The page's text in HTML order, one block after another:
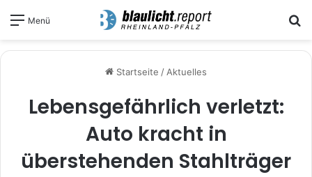
Menü
Startseite / Aktuelles
Lebensgefährlich verletzt:
Auto kracht in
überstehenden Stahlträger